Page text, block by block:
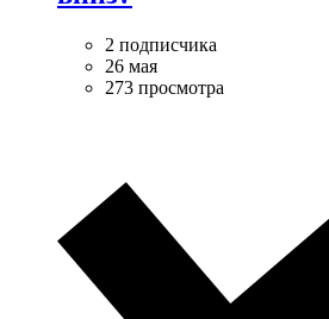
2 подписчика
26 мая
273 просмотра